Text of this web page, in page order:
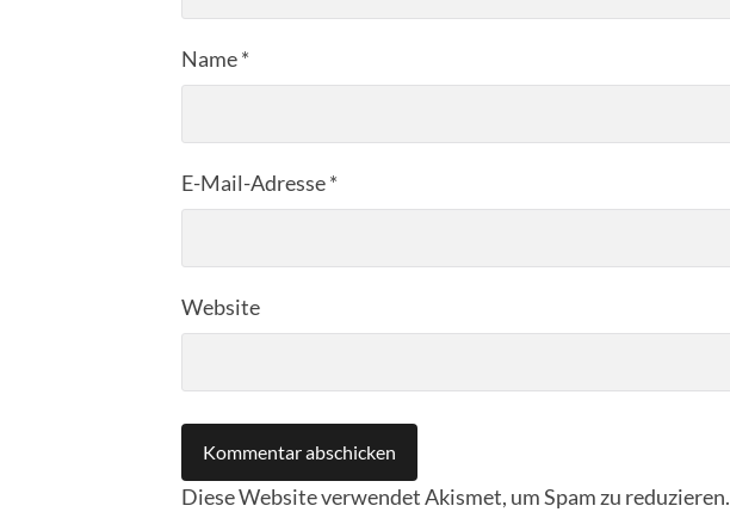
Name*
E-Mail-Adresse*
Website
Diese Website verwendet Akismet, um Spam zu reduzieren.